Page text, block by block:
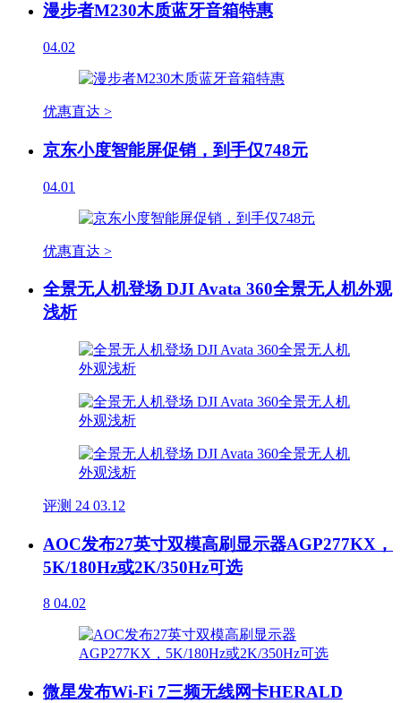
漫步者M230木质蓝牙音箱特惠
04.02
优惠直达 >
京东小度智能屏促销，到手仅748元
04.01
优惠直达 >
全景无人机登场 DJI Avata 360全景无人机外观
浅析
评测 24 03.12
AOC发布27英寸双模高刷显示器AGP277KX，
5K/180Hz或2K/350Hz可选
8 04.02
微星发布Wi-Fi 7三频无线网卡HERALD